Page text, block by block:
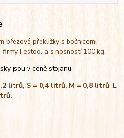
březové překližky s bočnicemi.
Festool a s nosností 100 kg.
jsou v ceně stojanu
litrů, S = 0,4 litrů, M = 0,8 litrů, L